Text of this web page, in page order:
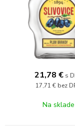
21,78 € s
17,71 € bez
Na sklade